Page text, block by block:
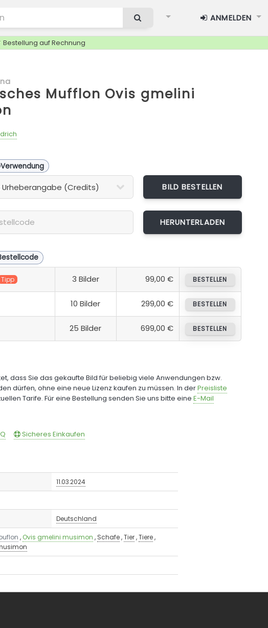
ANMELDEN
auf Rechnung
Mufflon Ovis gmelini
Verwendung
BILD BESTELLEN
Tipp 3 Bilder 99,00 € BESTELLEN
10 Bilder 299,00 € BESTELLEN
25 Bilder 699,00 € BESTELLEN
dass Sie das gekaufte Bild für beliebig viele Anwendungen bzw.
dürfen, ohne eine neue Lizenz kaufen zu müssen. In derPreisliste
Tarife. Für eine Bestellung senden Sie uns bitte eine E-Mail
Sicheres Einkaufen
11.03.2024
Deutschland
, Ovis gmelini musimon , Schafe,Tier,Tiere,